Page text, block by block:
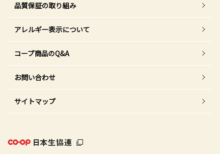
品質保証の取り組み
アレルギー表示について
コープ商品のQ&A
お問い合わせ
サイトマップ